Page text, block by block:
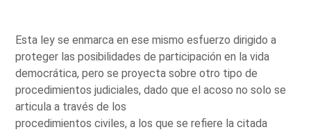
Esta ley se enmarca en ese mismo esfuerzo dirigido a
proteger las posibilidades de participación en la vida
democrática, pero se proyecta sobre otro tipo de
procedimientos judiciales, dado que el acoso no solo se
articula a través de los
procedimientos civiles, a los que se refiere la citada